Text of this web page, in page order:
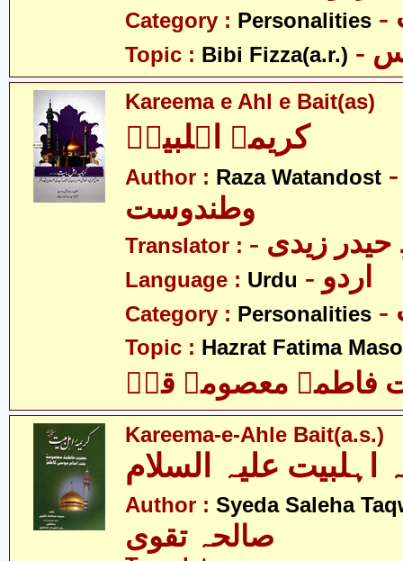
Category : Personalities
Topic : Bibi Fizza(a.r.)
Kareema e Ahl e Bait(as)
کریمہ اہلبیتؑ
Author : Raza Watandost
وطندوست
Translator : زیدی
Language : Urdu - اردو
Category : Personalities
Topic : Hazrat Fatima
فاطمہ معصومہ قمؑ
Kareema-e-Ahle Bait(a.s.)
اہلبیت علیہ السلام
Author : Syeda Saleha
صالحہ تقوی